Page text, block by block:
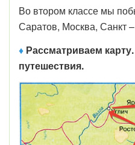
Во втором классе мы
Саратов, Москва, Санкт
♦ Рассматриваем
путешествия.